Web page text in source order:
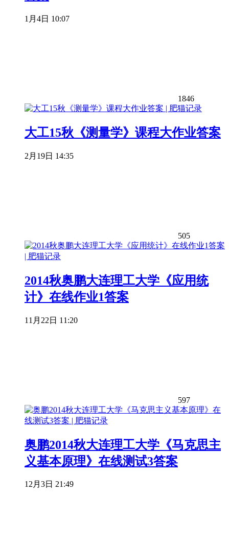
1月4日 10:07
1846
大工15秋《测量学》课程大作业答案
2月19日 14:35
505
2014秋奥鹏大连理工大学《应用统
计》在线作业1答案
11月22日 11:20
597
奥鹏2014秋大连理工大学《马克思主
义基本原理》在线测试3答案
12月3日 21:49